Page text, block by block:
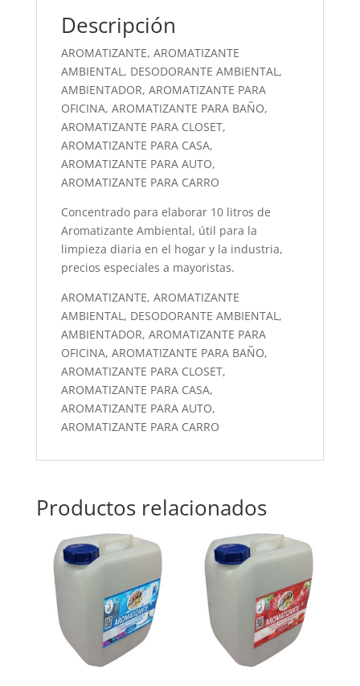
Descripción
AROMATIZANTE, AROMATIZANTE
AMBIENTAL, DESODORANTE AMBIENTAL,
AMBIENTADOR, AROMATIZANTE PARA
OFICINA, AROMATIZANTE PARA BAÑO,
AROMATIZANTE PARA CLOSET,
AROMATIZANTE PARA CASA,
AROMATIZANTE PARA AUTO,
AROMATIZANTE PARA CARRO
Concentrado para elaborar 10 litros de
Aromatizante Ambiental, útil para la
limpieza diaria en el hogar y la industria,
precios especiales a mayoristas.
AROMATIZANTE, AROMATIZANTE
AMBIENTAL, DESODORANTE AMBIENTAL,
AMBIENTADOR, AROMATIZANTE PARA
OFICINA, AROMATIZANTE PARA BAÑO,
AROMATIZANTE PARA CLOSET,
AROMATIZANTE PARA CASA,
AROMATIZANTE PARA AUTO,
AROMATIZANTE PARA CARRO
Productos relacionados